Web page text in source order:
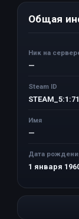
Общая
Ник на
—
Steam ID
Имя
—
Дата
1 января